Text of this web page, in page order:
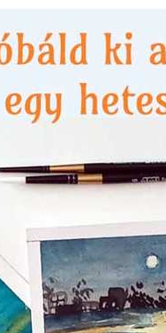
KÉZMŰVES TECHNIKÁK